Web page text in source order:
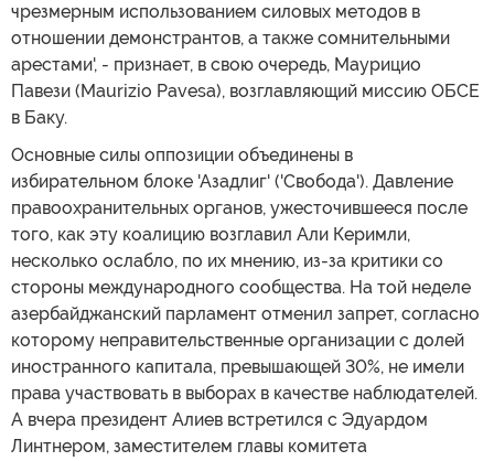
чрезмерным использованием силовых методов в
отношении демонстрантов, а также сомнительными
арестами', - признает, в свою очередь, Маурицио
Павези (Maurizio Pavesa), возглавляющий миссию ОБСЕ
в Баку.
Основные силы оппозиции объединены в
избирательном блоке 'Азадлиг' ('Свобода'). Давление
правоохранительных органов, ужесточившееся после
того, как эту коалицию возглавил Али Керимли,
несколько ослабло, по их мнению, из-за критики со
стороны международного сообщества. На той неделе
азербайджанский парламент отменил запрет, согласно
которому неправительственные организации с долей
иностранного капитала, превышающей 30%, не имели
права участвовать в выборах в качестве наблюдателей.
А вчера президент Алиев встретился с Эдуардом
Линтнером, заместителем главы комитета